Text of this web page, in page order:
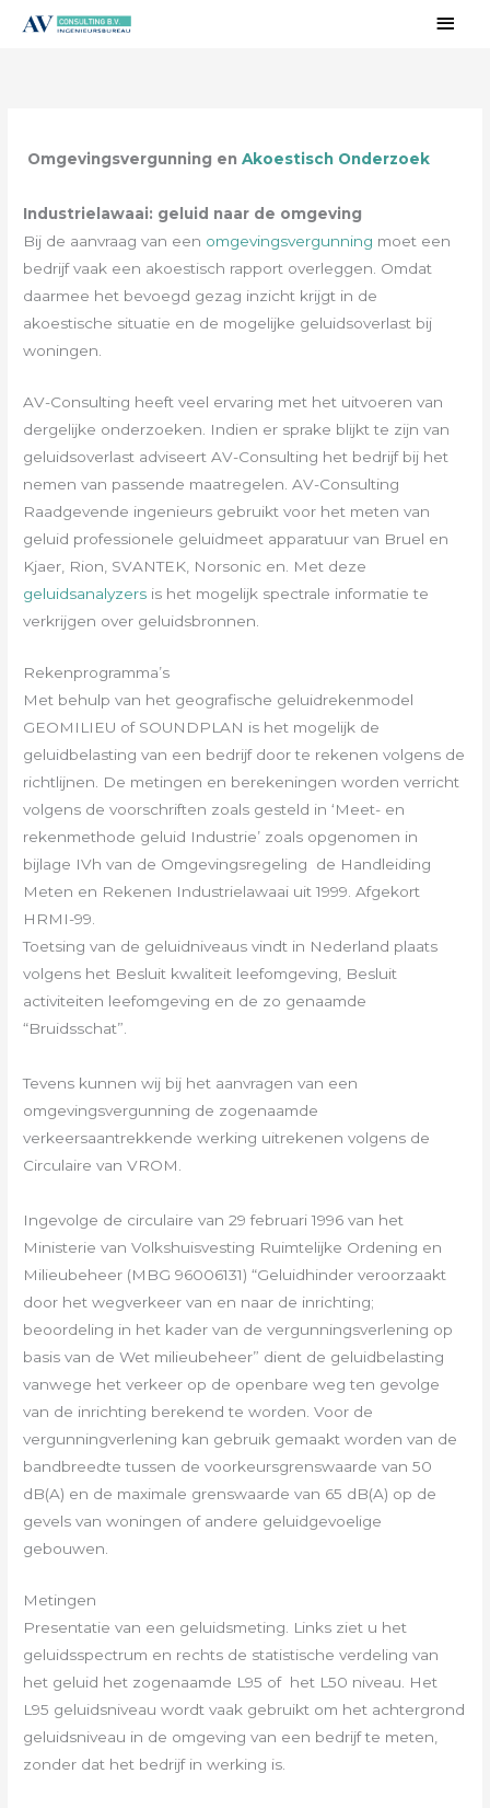
Omgevingsvergunning enAkoestisch Onderzoek
Industrielawaai: geluid naar de omgeving
Bij de aanvraag van een omgevingsvergunning moet een
bedrijf vaak een akoestisch rapport overleggen. Omdat
daarmee het bevoegd gezag inzicht krijgt in de
akoestische situatie en de mogelijke geluidsoverlast bij
woningen.
AV-Consulting heeft veel ervaring met het uitvoeren van
dergelijke onderzoeken. Indien er sprake blijkt te zijn van
geluidsoverlast adviseert AV-Consulting het bedrijf bij het
nemen van passende maatregelen. AV-Consulting
Raadgevende ingenieurs gebruikt voor het meten van
geluid professionele geluidmeet apparatuur van Bruel en
Kjaer, Rion, SVANTEK, Norsonic en. Met deze
geluidsanalyzers is het mogelijk spectrale informatie te
verkrijgen over geluidsbronnen.
Rekenprogramma’s
Met behulp van het geografische geluidrekenmodel
GEOMILIEU of SOUNDPLAN is het mogelijk de
geluidbelasting van een bedrijf door te rekenen volgens de
richtlijnen. De metingen en berekeningen worden verricht
volgens de voorschriften zoals gesteld in ‘Meet- en
rekenmethode geluid Industrie’ zoals opgenomen in
bijlage IVh van de Omgevingsregeling de Handleiding
Meten en Rekenen Industrielawaai uit 1999. Afgekort
HRMI-99.
Toetsing van de geluidniveaus vindt in Nederland plaats
volgens het Besluit kwaliteit leefomgeving, Besluit
activiteiten leefomgeving en de zo genaamde
“Bruidsschat”.
Tevens kunnen wij bij het aanvragen van een
omgevingsvergunning de zogenaamde
verkeersaantrekkende werking uitrekenen volgens de
Circulaire van VROM.
Ingevolge de circulaire van 29 februari 1996 van het
Ministerie van Volkshuisvesting Ruimtelijke Ordening en
Milieubeheer (MBG 96006131) “Geluidhinder veroorzaakt
door het wegverkeer van en naar de inrichting;
beoordeling in het kader van de vergunningsverlening op
basis van de Wet milieubeheer” dient de geluidbelasting
vanwege het verkeer op de openbare weg ten gevolge
van de inrichting berekend te worden. Voor de
vergunningverlening kan gebruik gemaakt worden van de
bandbreedte tussen de voorkeursgrenswaarde van 50
dB(A) en de maximale grenswaarde van 65 dB(A) op de
gevels van woningen of andere geluidgevoelige
gebouwen.
Metingen
Presentatie van een geluidsmeting. Links ziet u het
geluidsspectrum en rechts de statistische verdeling van
het geluid het zogenaamde L95 of het L50 niveau. Het
L95 geluidsniveau wordt vaak gebruikt om het achtergrond
geluidsniveau in de omgeving van een bedrijf te meten,
zonder dat het bedrijf in werking is.